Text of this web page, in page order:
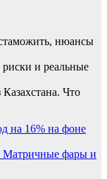
нюансы
и реальные
Что
на 16% на фоне
Матричные фары и